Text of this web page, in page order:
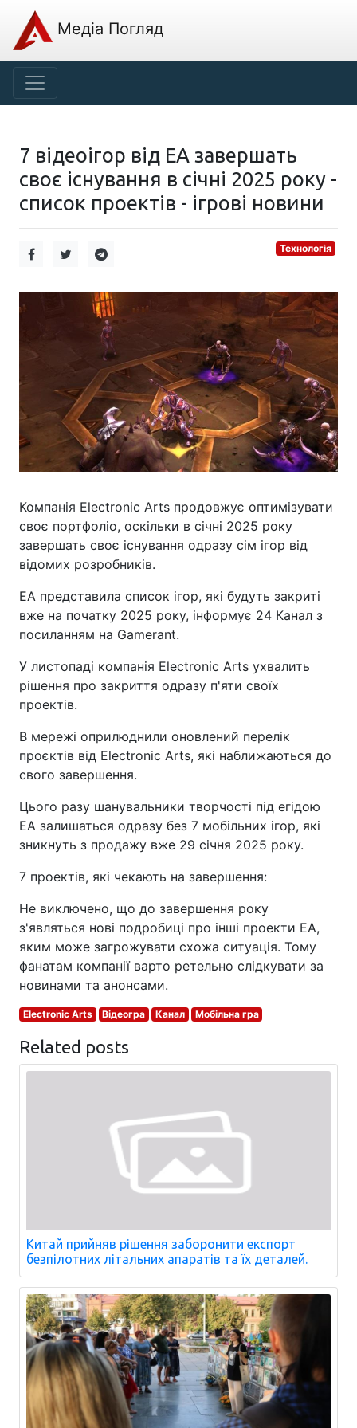
Медіа Погляд
7 відеоігор від EA завершать
своє існування в січні 2025 року -
список проектів - ігрові новини
Технологія
Компанія Electronic Arts продовжує оптимізувати
своє портфоліо, оскільки в січні 2025 року
завершать своє існування одразу сім ігор від
відомих розробників.
EA представила список ігор, які будуть закриті
вже на початку 2025 року, інформує 24 Канал з
посиланням на Gamerant.
У листопаді компанія Electronic Arts ухвалить
рішення про закриття одразу п'яти своїх
проектів.
В мережі оприлюднили оновлений перелік
проєктів від Electronic Arts, які наближаються до
свого завершення.
Цього разу шанувальники творчості під егідою
EA залишаться одразу без 7 мобільних ігор, які
зникнуть з продажу вже 29 січня 2025 року.
7 проектів, які чекають на завершення:
Не виключено, що до завершення року
з'являться нові подробиці про інші проекти EA,
яким може загрожувати схожа ситуація. Тому
фанатам компанії варто ретельно слідкувати за
новинами та анонсами.
Electronic Arts Відеогра Канал Мобільна гра
Related posts
Китай прийняв рішення заборонити експорт
безпілотних літальних апаратів та їх деталей.